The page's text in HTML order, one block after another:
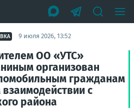
9 июля 2026, 13:52
ОО «УТС»
организован
гражданам
с
района